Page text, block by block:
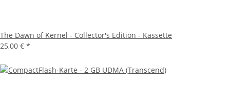
The Dawn of Kernel - Collector's Edition - Kassette
25,00 € *